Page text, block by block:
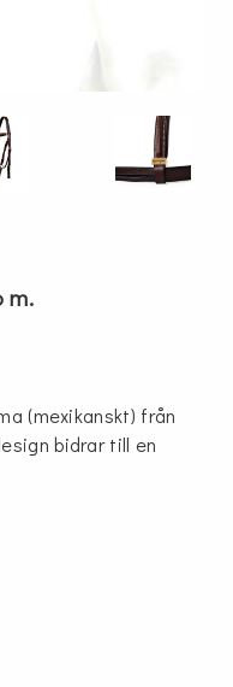
m.
(mexikanskt) från
bidrar till en